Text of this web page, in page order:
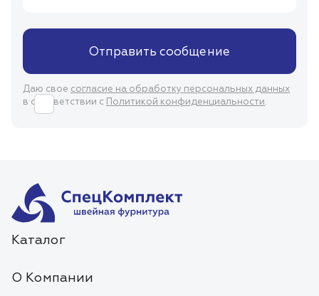
Отправить сообщение
Даю свое согласие на обработку персональных данных
в соответствии с Политикой конфиденциальности.
Каталог
О Компании